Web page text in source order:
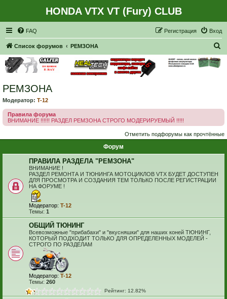
HONDA VTX VT (Fury) CLUB
FAQ Вход
Регистрация
Список форумов РЕМЗОНА
РЕМЗОНА
Модератор: T-12
Правила форума
ВНИМАНИЕ !!!!!! РАЗДЕЛ РЕМЗОНА СТРОГО МОДЕРИРУЕМЫЙ !!!!!
Отметить подфорумы как прочтённые
Форум
ПРАВИЛА РАЗДЕЛА "РЕМЗОНА"
ВНИМАНИЕ !
РАЗДЕЛ РЕМОНТА И ТЮНИНГА МОТОЦИКЛОВ VTX БУДЕТ ДОСТУПЕН
ДЛЯ ПРОСМОТРА И СОЗДАНИЯ ТЕМ ТОЛЬКО ПОСЛЕ РЕГИСТРАЦИИ
НА ФОРУМЕ !
Модератор: T-12
Темы: 1
ОБЩИЙ ТЮНИНГ
Всевозможные "прибабахи" и "вкусняшки" для наших коней ТЮНИНГ,
КОТОРЫЙ ПОДХОДИТ ТОЛЬКО ДЛЯ ОПРЕДЕЛЕННЫХ МОДЕЛЕЙ -
СТРОГО ПО РАЗДЕЛАМ
Модератор: T-12
Темы: 260
Рейтинг: 12.82%